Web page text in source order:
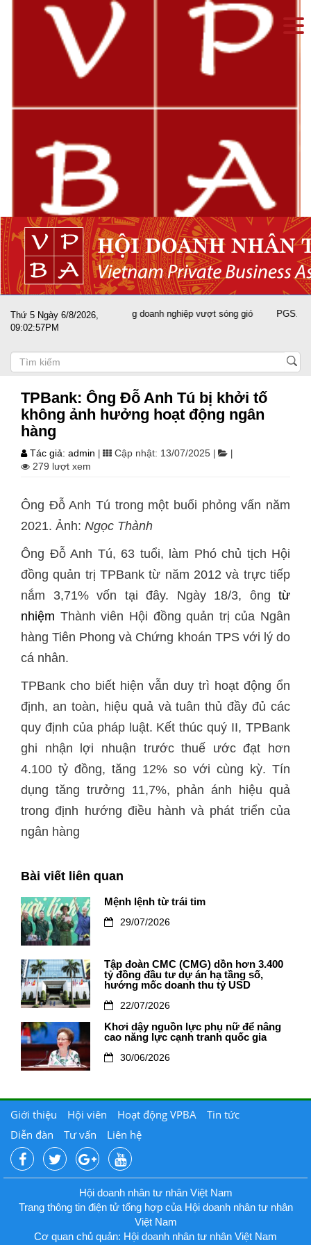
Thứ 5 Ngày 6/8/2026,
09:02:57PM
Đất nước sát cánh cùng doanh nghiệp vượt sóng gió PGS.TS
TPBank: Ông Đỗ Anh Tú bị khởi tố
không ảnh hưởng hoạt động ngân
hàng
Tác giả: admin Cập nhật: 13/07/2025
279 lượt xem
Ông Đỗ Anh Tú trong một buổi phỏng vấn năm
2021. Ảnh: Ngọc Thành
Ông Đỗ Anh Tú, 63 tuổi, làm Phó chủ tịch Hội
đồng quản trị TPBank từ năm 2012 và trực tiếp
nắm 3,71% vốn tại đây. Ngày 18/3, ông từ
nhiệm Thành viên Hội đồng quản trị của Ngân
hàng Tiên Phong và Chứng khoán TPS với lý do
cá nhân.
TPBank cho biết hiện vẫn duy trì hoạt động ổn
định, an toàn, hiệu quả và tuân thủ đầy đủ các
quy định của pháp luật. Kết thúc quý II, TPBank
ghi nhận lợi nhuận trước thuế ước đạt hơn
4.100 tỷ đồng, tăng 12% so với cùng kỳ. Tín
dụng tăng trưởng 11,7%, phản ánh hiệu quả
trong định hướng điều hành và phát triển của
ngân hàng
Bài viết liên quan
Mệnh lệnh từ trái tim
29/07/2026
Tập đoàn CMC (CMG) dồn hơn 3.400
tỷ đồng đầu tư dự án hạ tầng số,
hướng mốc doanh thu tỷ USD
22/07/2026
Khơi dậy nguồn lực phụ nữ để nâng
cao năng lực cạnh tranh quốc gia
30/06/2026
Giới thiệu Hội viên Hoạt động VPBA
Tin tức
Diễn đàn
Tư vấn Liên hệ
Hội doanh nhân tư nhân Việt Nam
Trang thông tin điện tử tổng hợp của Hội doanh nhân tư nhân
Việt Nam
Cơ quan chủ quản: Hội doanh nhân tư nhân Việt Nam